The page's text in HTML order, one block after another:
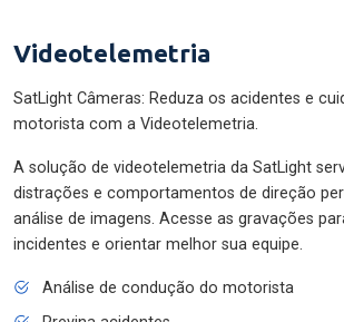
Videotelemetria
SatLight Câmeras: Reduza os acidentes e
motorista com a Videotelemetria.
A solução de videotelemetria da SatLight
distrações e comportamentos de direção
análise de imagens. Acesse as gravações
incidentes e orientar melhor sua equipe.
Análise de condução do motorista